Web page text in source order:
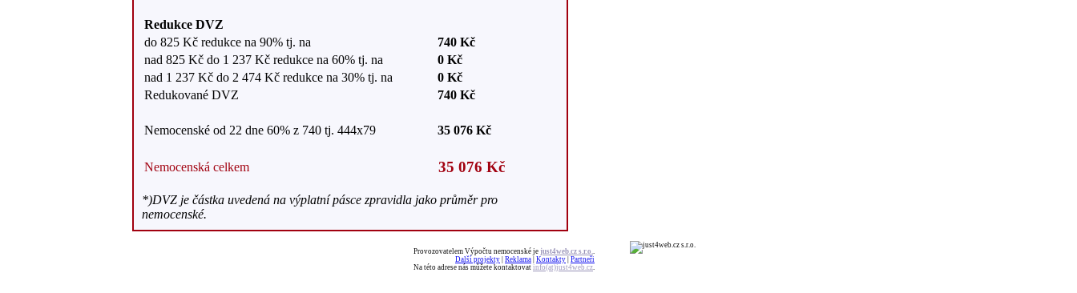
Redukce DVZ
do 825 Kč redukce na 90% tj. na
740 Kč
nad 825 Kč do 1 237 Kč redukce na 60% tj. na
0 Kč
nad 1 237 Kč do 2 474 Kč redukce na 30% tj. na
0 Kč
Redukované DVZ
740 Kč
Nemocenské od 22 dne 60% z 740 tj. 444x79 35 076 Kč
Nemocenská celkem 35 076 Kč
*)DVZ je částka uvedená na výplatní pásce zpravidla jako průměr pro
nemocenské.
Provozovatelem Výpočtu nemocenské je just4web.cz s.r.o.
Další projekty Reklama Kontakty Partneři
Na této adrese nás můžete kontaktovat info(at)just4web.cz